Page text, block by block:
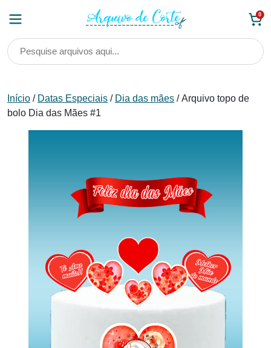
0
Início / Datas Especiais / Dia das mães / Arquivo topo de
bolo Dia das Mães #1